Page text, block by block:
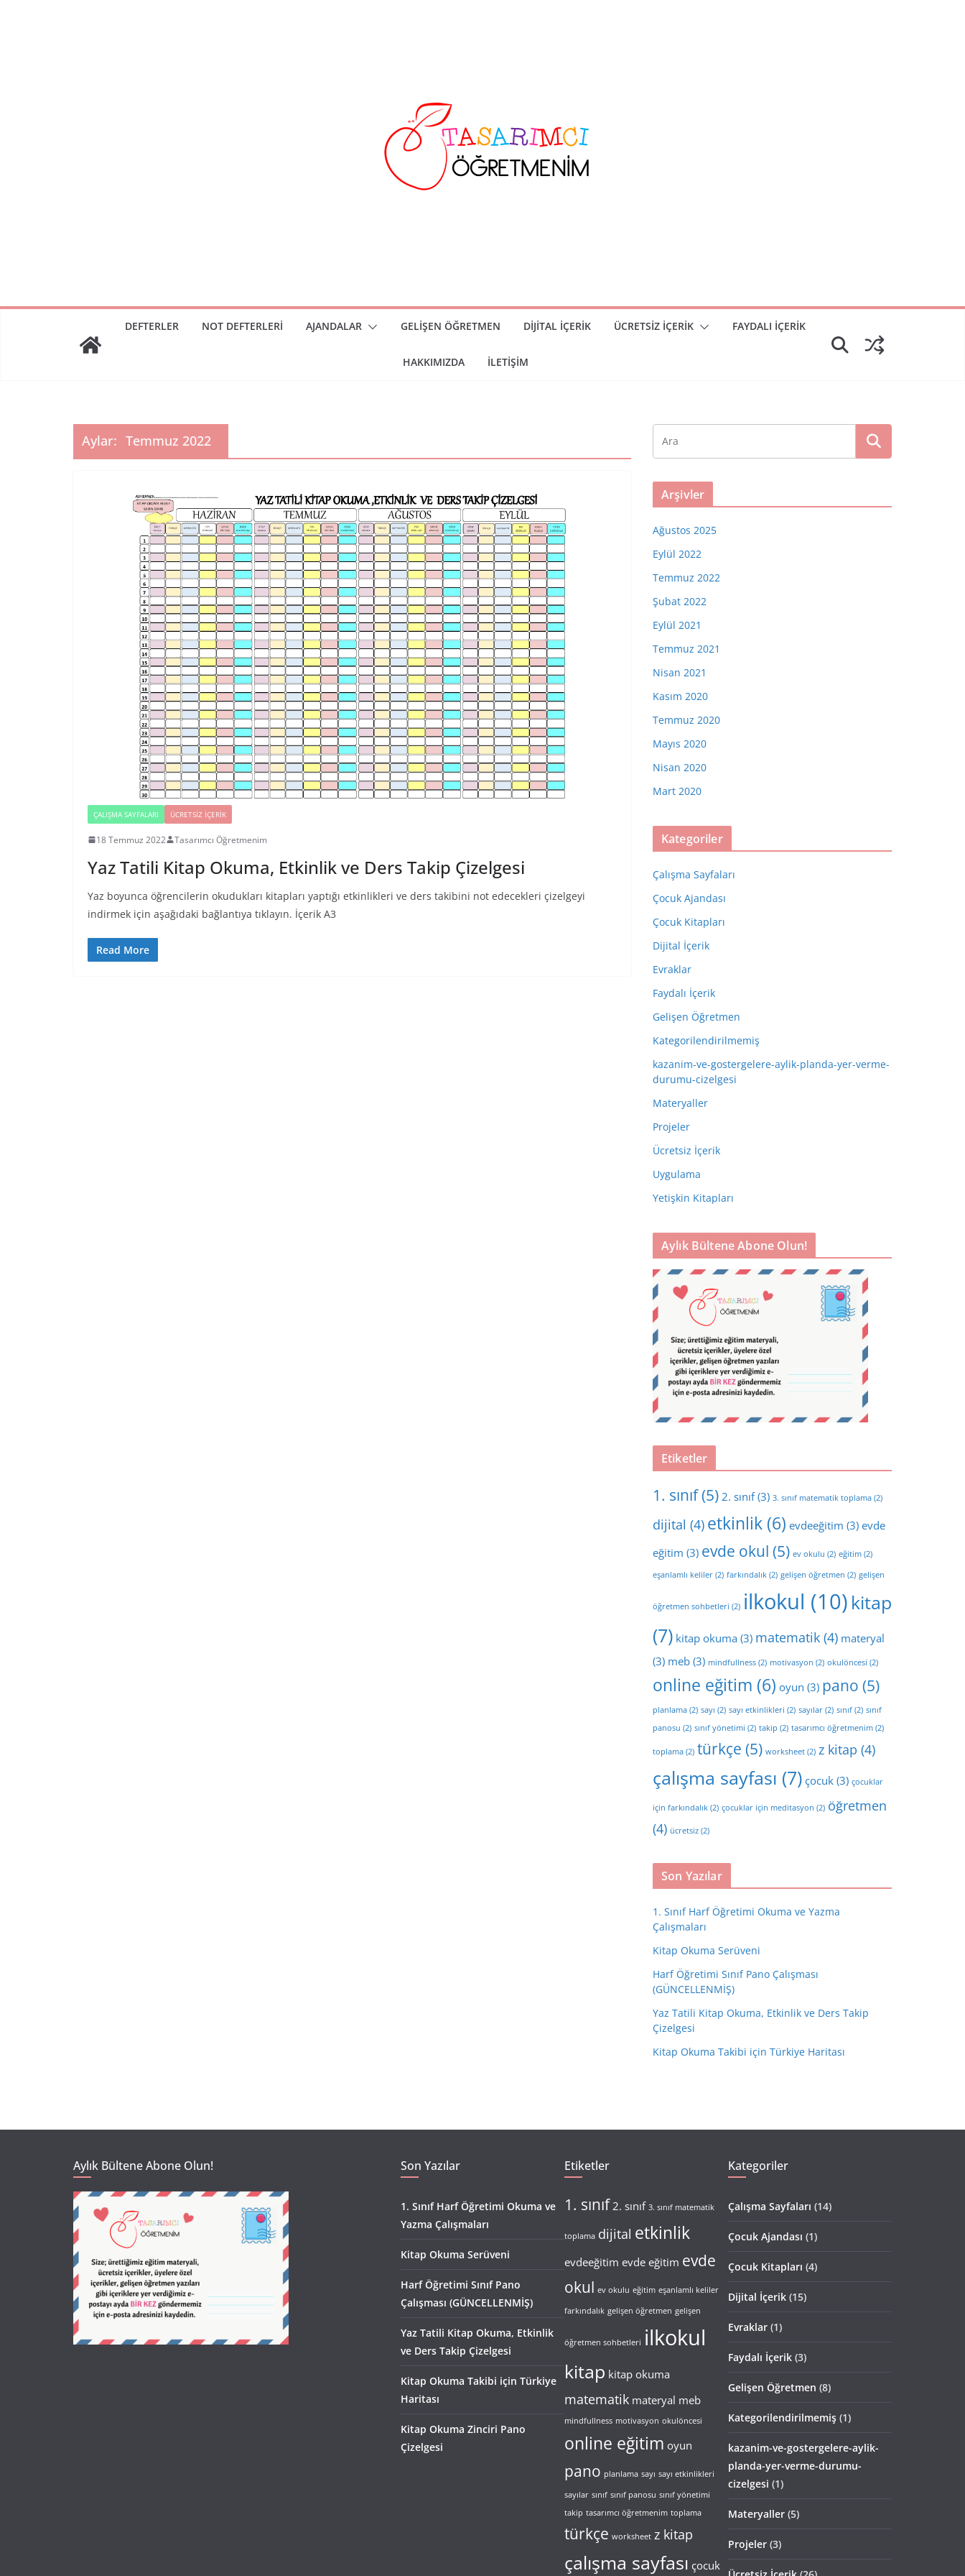
DEFTERLER NOT DEFTERLERI AJANDALAR GELIŞEN ÖĞRETMEN DIJITAL İÇERIK ÜCRETSIZ İÇERIK FAYDALI IÇERIK
HAKKIMIZDA İLETIŞIM
Aylar: Temmuz 2022
ÇALIŞMA SAYFALARI ÜCRETSIZ İÇERIK
18 Temmuz 2022 Tasarımcı Öğretmenim
Yaz Tatili Kitap Okuma, Etkinlik ve Ders Takip Çizelgesi
Yaz boyunca öğrencilerin okudukları kitapları yaptığı etkinlikleri ve ders takibini not edecekleri çizelgeyi
indirmek için aşağıdaki bağlantıya tıklayın. İçerik A3
Read More
Arşivler
Ağustos 2025
Eylül 2022
Temmuz 2022
Şubat 2022
Eylül 2021
Temmuz 2021
Nisan 2021
Kasım 2020
Temmuz 2020
Mayıs 2020
Nisan 2020
Mart 2020
Kategoriler
Çalışma Sayfaları
Çocuk Ajandası
Çocuk Kitapları
Dijital İçerik
Evraklar
Faydalı İçerik
Gelişen Öğretmen
Kategorilendirilmemiş
kazanim-ve-gostergelere-aylik-planda-yer-verme-
durumu-cizelgesi
Materyaller
Projeler
Ücretsiz İçerik
Uygulama
Yetişkin Kitapları
Aylık Bültene Abone Olun!
Etiketler
1. sınıf(5) 2. sınıf(3) 3. sınıf matematik toplama (2)
dijital (4) etkinlik (6) evdeeğitim (3) evde
eğitim (3) evde okul (5) ev okulu (2) eğitim (2)
eşanlamlı keliler (2) farkındalık (2) gelişen öğretmen (2) gelişen
öğretmen sohbetleri (2) ilkokul (10) kitap
(7) kitap okuma (3) matematik (4) materyal
(3) meb (3) mindfullness (2) motivasyon (2) okulöncesi (2)
online eğitim (6) oyun (3) pano (5)
planlama (2) sayı (2) sayı etkinlikleri (2) sayılar (2) sınıf (2) sınıf
panosu (2) sınıf yönetimi (2) takip (2) tasarımcı öğretmenim (2)
toplama (2) türkçe (5) worksheet (2) z kitap (4)
çalışma sayfası (7) çocuk (3) çocuklar
için farkındalık (2) çocuklar için meditasyon (2) öğretmen
(4) ücretsiz (2)
Son Yazılar
1. Sınıf Harf Öğretimi Okuma ve Yazma
Çalışmaları
Kitap Okuma Serüveni
Harf Öğretimi Sınıf Pano Çalışması
(GÜNCELLENMİŞ)
Yaz Tatili Kitap Okuma, Etkinlik ve Ders Takip
Çizelgesi
Kitap Okuma Takibi için Türkiye Haritası
Aylık Bültene Abone Olun! Son Yazılar
1. Sınıf Harf Öğretimi Okuma ve
Yazma Çalışmaları
Kitap Okuma Serüveni
Harf Öğretimi Sınıf Pano
Çalışması (GÜNCELLENMİŞ)
Yaz Tatili Kitap Okuma, Etkinlik
ve Ders Takip Çizelgesi
Kitap Okuma Takibi için Türkiye
Haritası
Kitap Okuma Zinciri Pano
Çizelgesi
Etiketler
1. sınıf 2. sınıf 3. sınıf matematik
toplama dijital etkinlik
evdeeğitim evde eğitim evde
okul ev okulu eğitim eşanlamlı keliler
farkındalık gelişen öğretmen gelişen
öğretmen sohbetleri ilkokul
kitap kitap okuma
matematik materyal meb
mindfullness motivasyon okulöncesi
online eğitim oyun
pano planlama sayı sayı etkinlikleri
sayılar sınıf sınıf panosu sınıf yönetimi
takip tasarımcı öğretmenim toplama
türkçe worksheet z kitap
çalışma sayfası çocuk
Kategoriler
Çalışma Sayfaları (14)
Çocuk Ajandası (1)
Çocuk Kitapları (4)
Dijital İçerik (15)
Evraklar (1)
Faydalı İçerik (3)
Gelişen Öğretmen (8)
Kategorilendirilmemiş (1)
kazanim-ve-gostergelere-aylik-
planda-yer-verme-durumu-
cizelgesi (1)
Materyaller (5)
Projeler (3)